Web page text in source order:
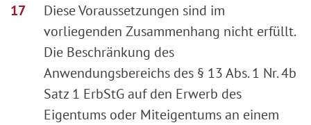
Diese Voraussetzungen sind im
vorliegenden Zusammenhang nicht erfüllt.
Die Beschränkung des
Anwendungsbereichs des § 13 Abs. 1 Nr. 4b
Satz 1 ErbStG auf den Erwerb des
Eigentums oder Miteigentums an einem